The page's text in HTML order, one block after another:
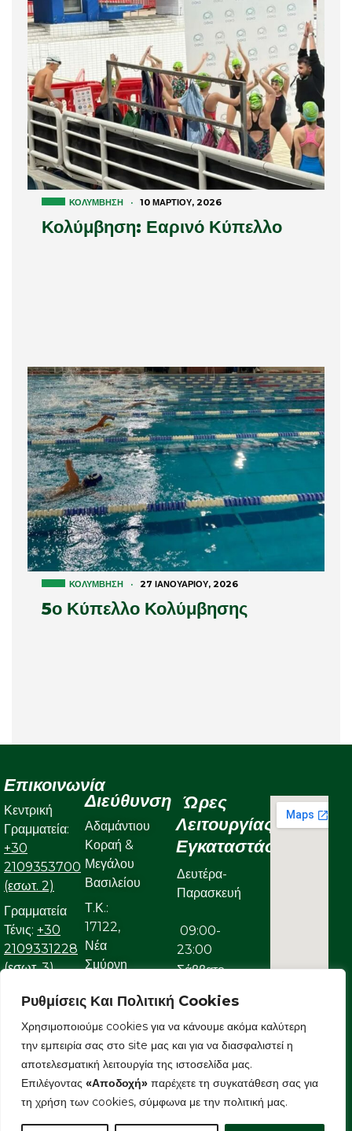
Ρυθμίσεις Και Πολιτική Cookies
Χρησιμοποιούμε cookies για να κάνουμε ακόμα καλύτερη
την εμπειρία σας στο site μας και για να διασφαλιστεί η
αποτελεσματική λειτουργία της ιστοσελίδα μας.
Επιλέγοντας «Αποδοχή» παρέχετε τη συγκατάθεση σας για
τη χρήση των cookies, σύμφωνα με την πολιτική μας.
ΚΟΛΎΜΒΗΣΗ · 10 ΜΑΡΤΊΟΥ, 2026
Κολύμβηση: Εαρινό Κύπελλο
ΚΟΛΎΜΒΗΣΗ · 27 ΙΑΝΟΥΑΡΊΟΥ, 2026
5ο Κύπελλο Κολύμβησης
Επικοινωνία
Κεντρική
Γραμματεία:
+30
2109353700
(εσωτ. 2)
Γραμματεία
Τένις: +30
2109331228
(εσωτ. 3)
Γραμματεία
Κολυμβητικού:
+30
2109323632
info@aonsmilon.gr
Διεύθυνση
Αδαμάντιου
Κοραή &
Μεγάλου
Βασιλείου
Τ.Κ.:
17122,
Νέα
Σμύρνη
Ώρες
Λειτουργίας
Εγκαταστάσεων
Δευτέρα-
Παρασκευή
09:00-
23:00
Σάββατο
09:00-
22:00
Κυριακή
09:00-
22:00